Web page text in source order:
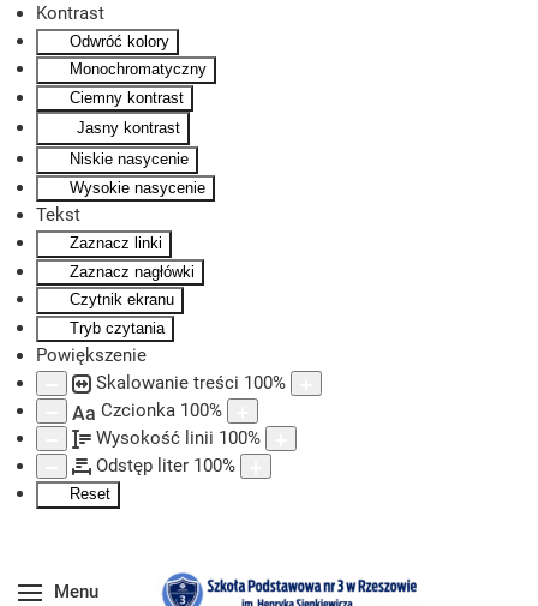
Kontrast
Odwróć kolory
Monochromatyczny
Ciemny kontrast
Jasny kontrast
Niskie nasycenie
Wysokie nasycenie
Tekst
Zaznacz linki
Zaznacz nagłówki
Czytnik ekranu
Tryb czytania
Powiększenie
Skalowanie treści 100%
Aa Czcionka 100%
Wysokość linii 100%
Odstęp liter 100%
Reset
Skip to main content
Menu